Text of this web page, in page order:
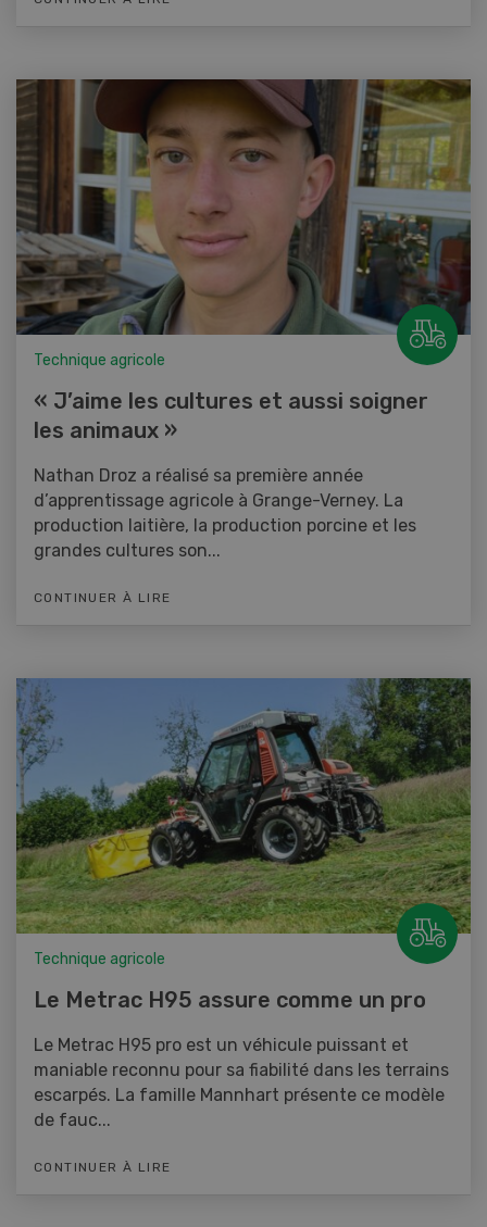
Technique agricole
« J’aime les cultures et aussi soigner
les animaux »
Nathan Droz a réalisé sa première année
d’apprentissage agricole à Grange-Verney. La
production laitière, la production porcine et les
grandes cultures son...
CONTINUER À LIRE
Technique agricole
Le Metrac H95 assure comme un pro
Le Metrac H95 pro est un véhicule puissant et
maniable reconnu pour sa fiabilité dans les terrains
escarpés. La famille Mannhart présente ce modèle
de fauc...
CONTINUER À LIRE